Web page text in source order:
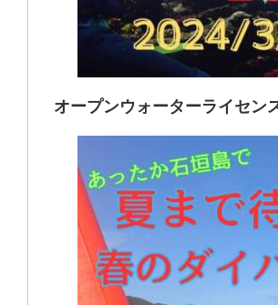
オープンウォーターライセン